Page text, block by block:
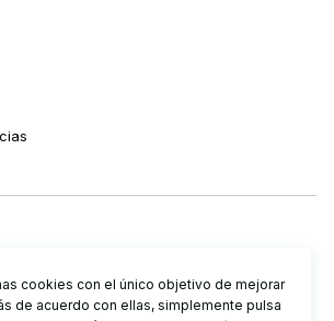
cookies con el único objetivo de mejorar
de acuerdo con ellas, simplemente pulsa